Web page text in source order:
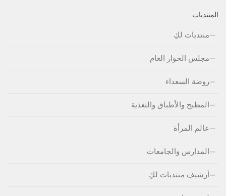
المنتديات
منتديات لكِ
مجلس الحوار العام
روضة السعداء
المطبخ والأطباق والتغذية
عالم المرأة
المدارس والجامعات
أرشيف منتديات لكِ